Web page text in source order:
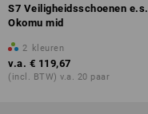
S7 Veiligheidsschoenen e.s.
Okomu mid
2 kleuren
v.a. € 119,67
(incl. BTW) v.a. 20 paar